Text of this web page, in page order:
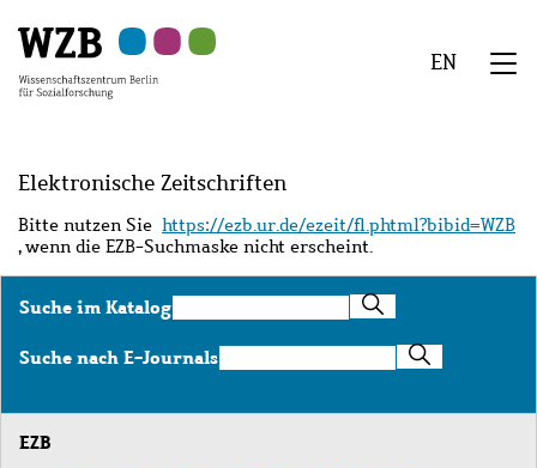
Hauptinhalt
springen
Navigation
springen
Suche
springen
Sekundärnavigation
springen
Fußzeile
springen
EN
Elektronische Zeitschriften
Bitte nutzen Sie https://ezb.ur.de/ezeit/fl.phtml?bibid=WZB
, wenn die EZB-Suchmaske nicht erscheint.
Suche im KatalogSuche
im
Katalog
Suche nach E-JournalsSuche
nach
Journals
EZB